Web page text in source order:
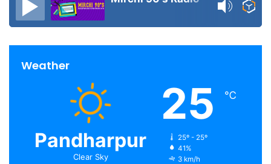
Weather
Pandharpur
Clear Sky
25 ℃
25º - 25º
41%
3 km/h